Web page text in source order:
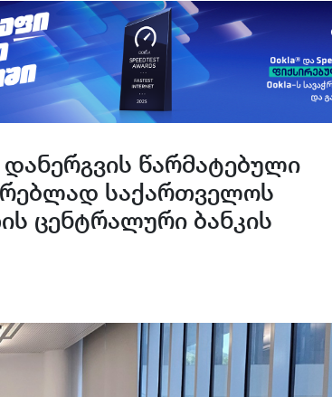
წარმატებული
საქართველოს
ცენტრალური ბანკის